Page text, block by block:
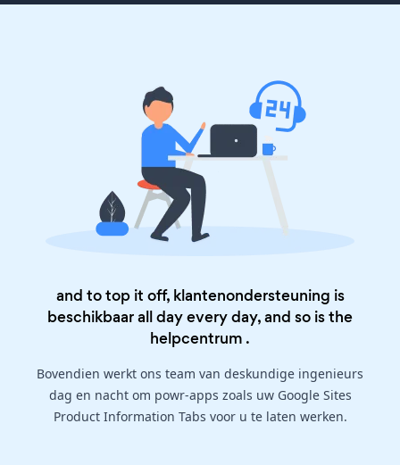
and to top it off, klantenondersteuning is
beschikbaar all day every day, and so is the
helpcentrum .
Bovendien werkt ons team van deskundige ingenieurs
dag en nacht om powr-apps zoals uw Google Sites
Product Information Tabs voor u te laten werken.